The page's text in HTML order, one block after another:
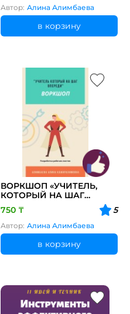
Автор: Алина Алимбаева
в корзину
ВОРКШОП «УЧИТЕЛЬ,
КОТОРЫЙ НА ШАГ
ВПЕРЕДИ (РАЗРАБОТКА
РАБОЧИХ ЛИСТОВ)»
750 ₸ 5
Автор: Алина Алимбаева
в корзину